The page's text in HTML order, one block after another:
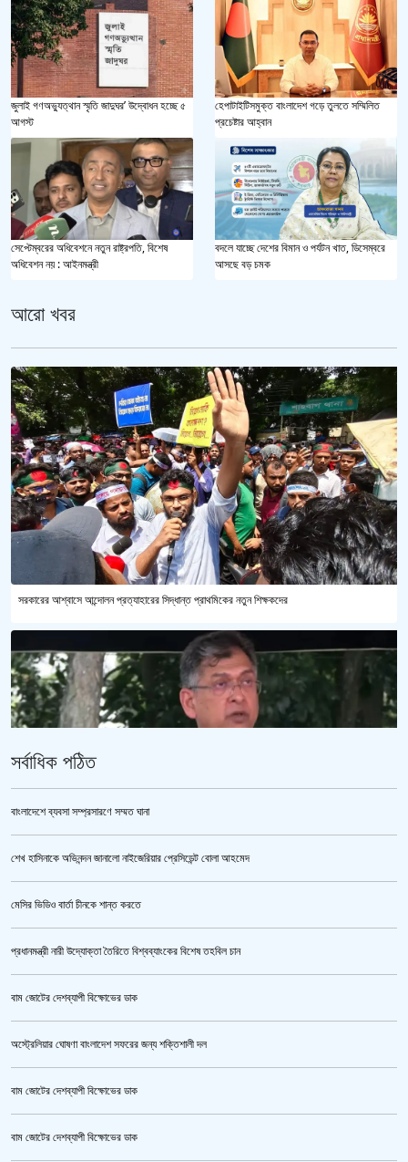
জুলাই গণঅভ্যুত্থান স্মৃতি জাদুঘর’ উদ্বোধন হচ্ছে ৫
আগস্ট
হেপাটাইটিসমুক্ত বাংলাদেশ গড়ে তুলতে সম্মিলিত
প্রচেষ্টার আহ্বান
সেপ্টেম্বরের অধিবেশনে নতুন রাষ্ট্রপতি, বিশেষ
অধিবেশন নয় : আইনমন্ত্রী
বদলে যাচ্ছে দেশের বিমান ও পর্যটন খাত, ডিসেম্বরে
আসছে বড় চমক
আরো খবর
সরকারের আশ্বাসে আন্দোলন প্রত্যাহারের সিদ্ধান্ত প্রাথমিকের নতুন শিক্ষকদের
পুলিশ কোনো বিশেষ দলের বা গোষ্ঠীর লাঠিয়াল বাহিনী নয় : স্বরাষ্ট্রমন্ত্রী
সর্বাধিক পঠিত
বাংলাদেশে ব্যবসা সম্প্রসারণে সম্মত ঘানা
শেখ হাসিনাকে অভিনন্দন জানালো নাইজেরিয়ার প্রেসিডেন্ট বোলা আহমেদ
মেসির ভিডিও বার্তা চীনকে শান্ত করতে
প্রধানমন্ত্রী নারী উদ্যোক্তা তৈরিতে বিশ্বব্যাংকের বিশেষ তহবিল চান
বাম জোটের দেশব্যাপী বিক্ষোভের ডাক
অস্ট্রেলিয়ার ঘোষণা বাংলাদেশ সফরের জন্য শক্তিশালী দল
বাম জোটের দেশব্যাপী বিক্ষোভের ডাক
বাম জোটের দেশব্যাপী বিক্ষোভের ডাক